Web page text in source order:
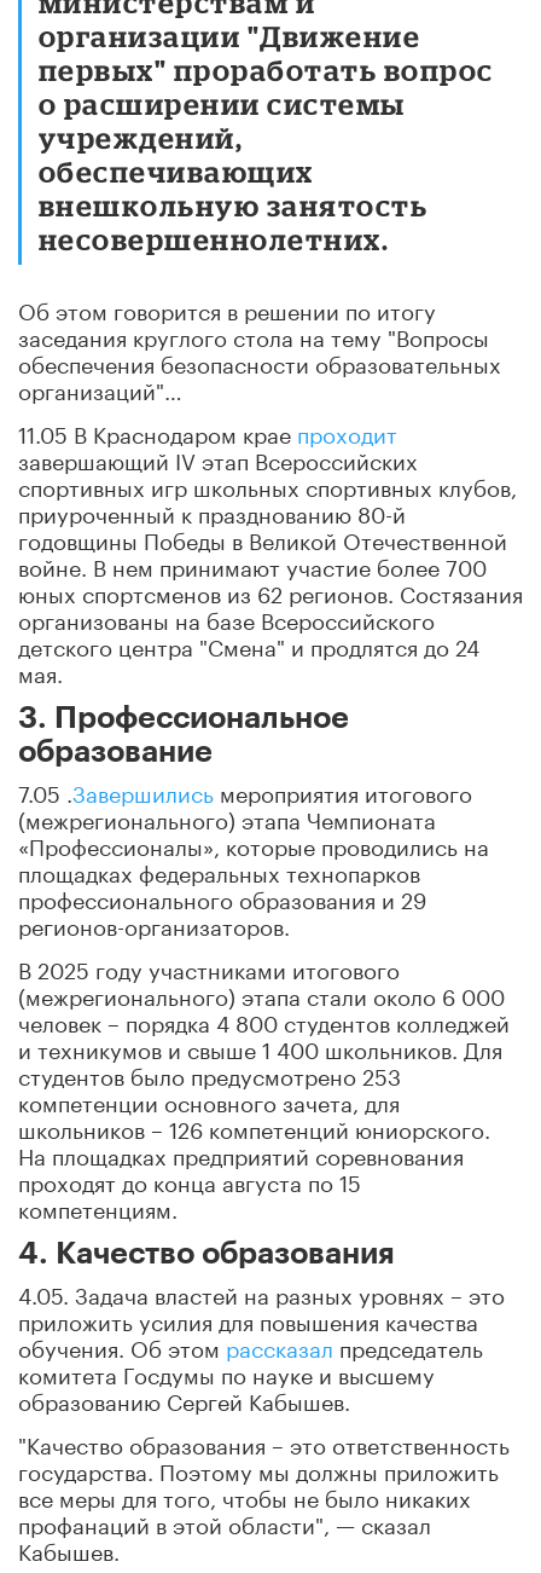
организации "Движение
первых" проработать вопрос
о расширении системы
учреждений,
обеспечивающих
внешкольную занятость
несовершеннолетних.
Об этом говорится в решении по итогу
заседания круглого стола на тему "Вопросы
обеспечения безопасности образовательных
организаций"…
11.05 В Краснодаром крае проходит
завершающий IV этап Всероссийских
спортивных игр школьных спортивных клубов,
приуроченный к празднованию 80-й
годовщины Победы в Великой Отечественной
войне. В нем принимают участие более 700
юных спортсменов из 62 регионов. Состязания
организованы на базе Всероссийского
детского центра "Смена" и продлятся до 24
мая.
3. Профессиональное
образование
7.05 . Завершились мероприятия итогового
(межрегионального) этапа Чемпионата
«Профессионалы», которые проводились на
площадках федеральных технопарков
профессионального образования и 29
регионов-организаторов.
В 2025 году участниками итогового
(межрегионального) этапа стали около 6 000
человек – порядка 4 800 студентов колледжей
и техникумов и свыше 1 400 школьников. Для
студентов было предусмотрено 253
компетенции основного зачета, для
школьников – 126 компетенций юниорского.
На площадках предприятий соревнования
проходят до конца августа по 15
компетенциям.
4. Качество образования
4.05. Задача властей на разных уровнях – это
приложить усилия для повышения качества
обучения. Об этомрассказал председатель
комитета Госдумы по науке и высшему
образованию Сергей Кабышев.
"Качество образования – это ответственность
государства. Поэтому мы должны приложить
все меры для того, чтобы не было никаких
профанаций в этой области", — сказал
Кабышев.